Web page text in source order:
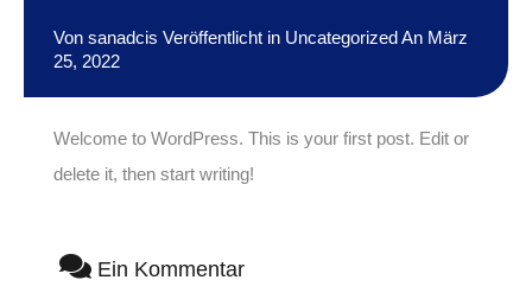
Von sanadcis Veröffentlicht in UncategorizedAn März
25, 2022
Welcome to WordPress. This is your first post. Edit or
delete it, then start writing!
Ein Kommentar